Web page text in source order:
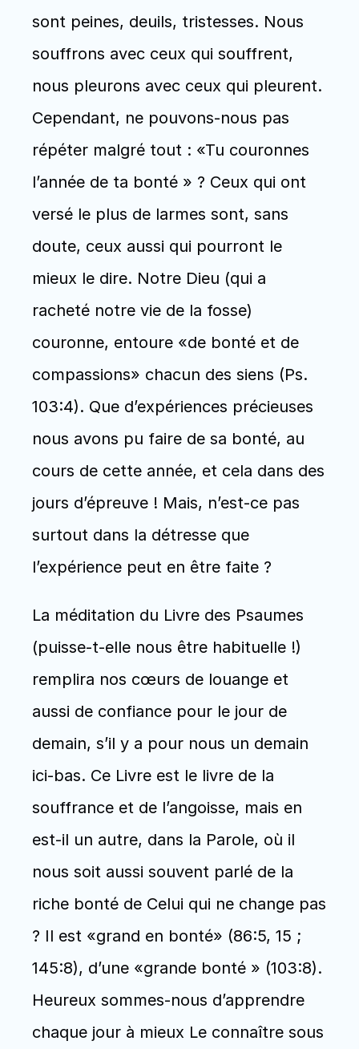
sont peines, deuils, tristesses. Nous
souffrons avec ceux qui souffrent,
nous pleurons avec ceux qui pleurent.
Cependant, ne pouvons-nous pas
répéter malgré tout : «Tu couronnes
l’année de ta bonté » ? Ceux qui ont
versé le plus de larmes sont, sans
doute, ceux aussi qui pourront le
mieux le dire. Notre Dieu (qui a
racheté notre vie de la fosse)
couronne, entoure «de bonté et de
compassions» chacun des siens (Ps.
103:4). Que d’expériences précieuses
nous avons pu faire de sa bonté, au
cours de cette année, et cela dans des
jours d’épreuve ! Mais, n’est-ce pas
surtout dans la détresse que
l’expérience peut en être faite ?
La méditation du Livre des Psaumes
(puisse-t-elle nous être habituelle !)
remplira nos cœurs de louange et
aussi de confiance pour le jour de
demain, s’il y a pour nous un demain
ici-bas. Ce Livre est le livre de la
souffrance et de l’angoisse, mais en
est-il un autre, dans la Parole, où il
nous soit aussi souvent parlé de la
riche bonté de Celui qui ne change pas
? Il est «grand en bonté» (86:5, 15 ;
145:8), d’une «grande bonté » (103:8).
Heureux sommes-nous d’apprendre
chaque jour à mieux Le connaître sous